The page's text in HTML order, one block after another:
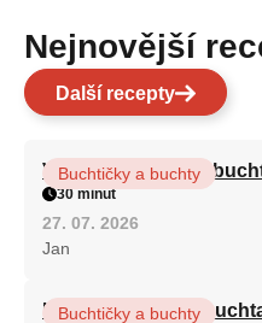
Nejnovější
Další recepty
Vláčná olejová litá
Buchtičky a buchty
30 minut
27. 07. 2026
Jan
Hrnková maková
Buchtičky a buchty